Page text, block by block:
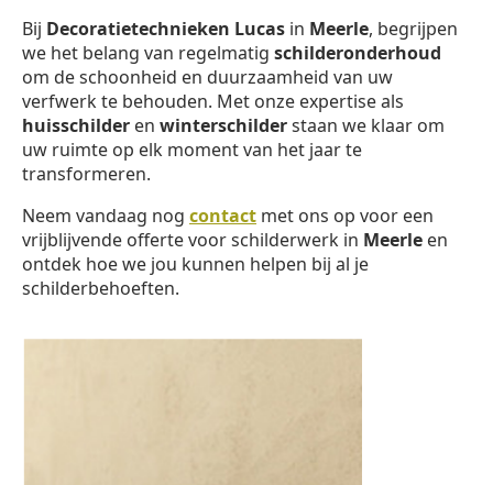
Bij Decoratietechnieken Lucas in Meerle, begrijpen
we het belang van regelmatig schilderonderhoud
om de schoonheid en duurzaamheid van uw
verfwerk te behouden. Met onze expertise als
huisschilder en winterschilderstaan we klaar om
uw ruimte op elk moment van het jaar te
transformeren.
Neem vandaag nog contact met ons op voor een
vrijblijvende offerte voor schilderwerk in Meerle en
ontdek hoe we jou kunnen helpen bij al je
schilderbehoeften.